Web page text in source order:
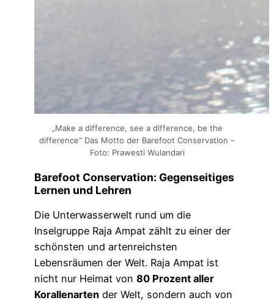
„Make a difference, see a difference, be the
difference“ Das Motto der Barefoot Conservation –
Foto: Prawesti Wulandari
Barefoot Conservation: Gegenseitiges
Lernen und Lehren
Die Unterwasserwelt rund um die
Inselgruppe Raja Ampat zählt zu einer der
schönsten und artenreichsten
Lebensräumen der Welt. Raja Ampat ist
nicht nur Heimat von 80 Prozent aller
Korallenarten der Welt, sondern auch von